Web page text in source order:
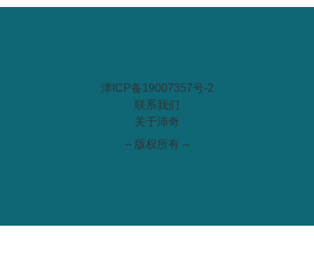
津ICP备19007357号-2
联系我们
关于沛奇
-- 版权所有 --